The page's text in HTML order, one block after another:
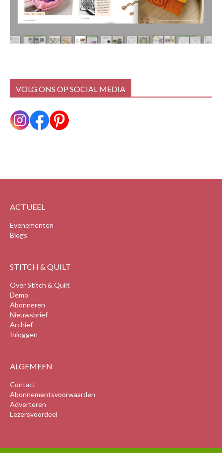
VOLG ONS OP SOCIAL MEDIA
ACTUEEL
Evenementen
Blogs
STITCH & QUILT
Over Stitch & Quilt
Demo
Abonneren
Nieuwsbrief
Archief
Inloggen
ALGEMEEN
Contact
Abonnementsvoorwaarden
Adverteren
Lezersvoordeel